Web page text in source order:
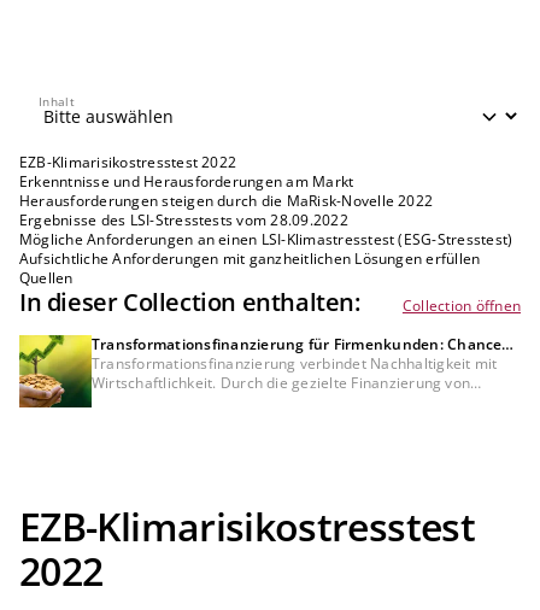
Inhalt
Inhalt
EZB-Klimarisikostresstest 2022
Erkenntnisse und Herausforderungen am Markt
Herausforderungen steigen durch die MaRisk-Novelle 2022
Ergebnisse des LSI-Stresstests vom 28.09.2022
Mögliche Anforderungen an einen LSI-Klimastresstest (ESG-Stresstest)
Aufsichtliche Anforderungen mit ganzheitlichen Lösungen erfüllen
Quellen
In dieser Collection enthalten:
Collection öffnen
Transformationsfinanzierung für Firmenkunden: Chancen
für Kreditinstitute und Unternehmen
Transformationsfinanzierung verbindet Nachhaltigkeit mit
Wirtschaftlichkeit. Durch die gezielte Finanzierung von
EZB-Klimarisikostresstest
2022